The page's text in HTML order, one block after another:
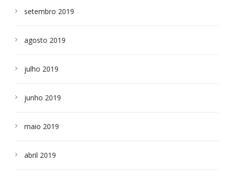
setembro 2019
agosto 2019
julho 2019
junho 2019
maio 2019
abril 2019